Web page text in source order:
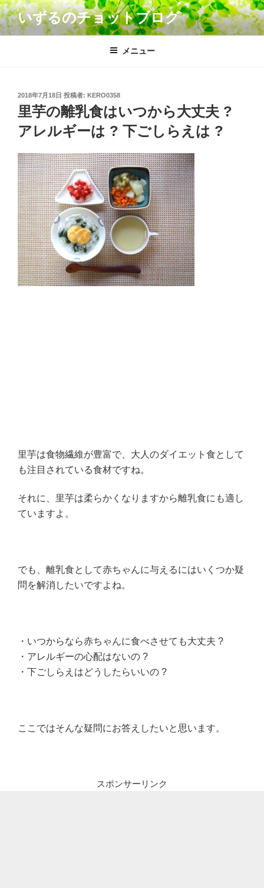
コ
ン
テ
いずるのチョットブログ
メニュー
投
稿
日:
2018年7月18日 投稿者: KERO0358
里芋の離乳食はいつから大丈夫 ?
アレルギーは ? 下ごしらえは ?
里芋は食物繊維が豊富で、大人のダイエット食として
も注目されている食材ですね。
それに、里芋は柔らかくなりますから離乳食にも適し
ていますよ。
でも、離乳食として赤ちゃんに与えるにはいくつか疑
問を解消したいですよね。
・いつからなら赤ちゃんに食べさせても大丈夫 ?
・アレルギーの心配はないの ?
・下ごしらえはどうしたらいいの ?
ここではそんな疑問にお答えしたいと思います。
スポンサーリンク